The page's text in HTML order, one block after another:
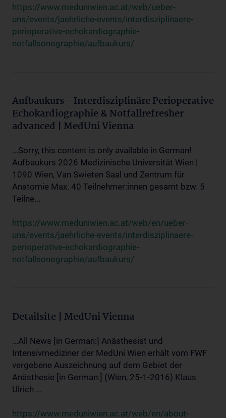
https://www.meduniwien.ac.at/web/ueber-
uns/events/jaehrliche-events/interdisziplinaere-
perioperative-echokardiographie-
notfallsonographie/aufbaukurs/
Aufbaukurs - Interdisziplinäre Perioperative
Echokardiographie & Notfallrefresher
advanced | MedUni Vienna
...Sorry, this content is only available in German!
Aufbaukurs 2026 Medizinische Universität Wien |
1090 Wien, Van Swieten Saal und Zentrum für
Anatomie Max. 40 Teilnehmer:innen gesamt bzw. 5
Teilne...
https://www.meduniwien.ac.at/web/en/ueber-
uns/events/jaehrliche-events/interdisziplinaere-
perioperative-echokardiographie-
notfallsonographie/aufbaukurs/
Detailsite | MedUni Vienna
...All News [in German:] Anästhesist und
Intensivmediziner der MedUni Wien erhält vom FWF
vergebene Auszeichnung auf dem Gebiet der
Anästhesie [in German:] (Wien, 25-1-2016) Klaus
Ulrich ...
https://www.meduniwien.ac.at/web/en/about-